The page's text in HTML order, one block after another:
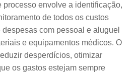
processo envolve a identificação,
de todos os custos
com pessoal e aluguel
e equipamentos médicos. O
desperdícios, otimizar
os gastos estejam sempre